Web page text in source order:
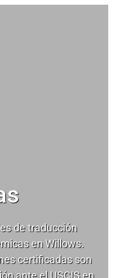
detraducción
en Willows.
certificadas son
ante el USCIS en